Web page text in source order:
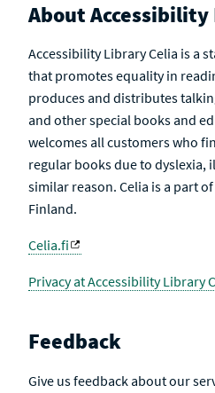
About
Accessibility Library Celia is a
that promotes equality in
produces and distributes
and other special books and
welcomes all customers who
regular books due to dyslexia,
similar reason. Celia is a part
Finland.
Celia.fi
Privacy at Accessibility Library
Feedback
Give us feedback about our